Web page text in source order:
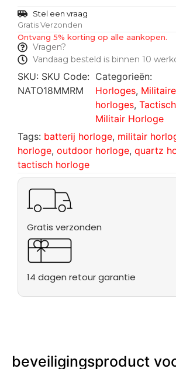
Stel een vraag
Gratis Verzonden
Ontvang 5% korting op alle aankopen.
Vragen?
Vandaag besteld is binnen 10
SKU: SKU Code:
NATO18MMRM
Categorieën:
Horloges, Militaire
horloges, Tactisch
Militair Horloge
Tags: batterij horloge, militair
horloge, outdoor horloge, quartz
tactisch horloge
Gratis verzonden
14 dagen retour garantie
beveiligingsproduct